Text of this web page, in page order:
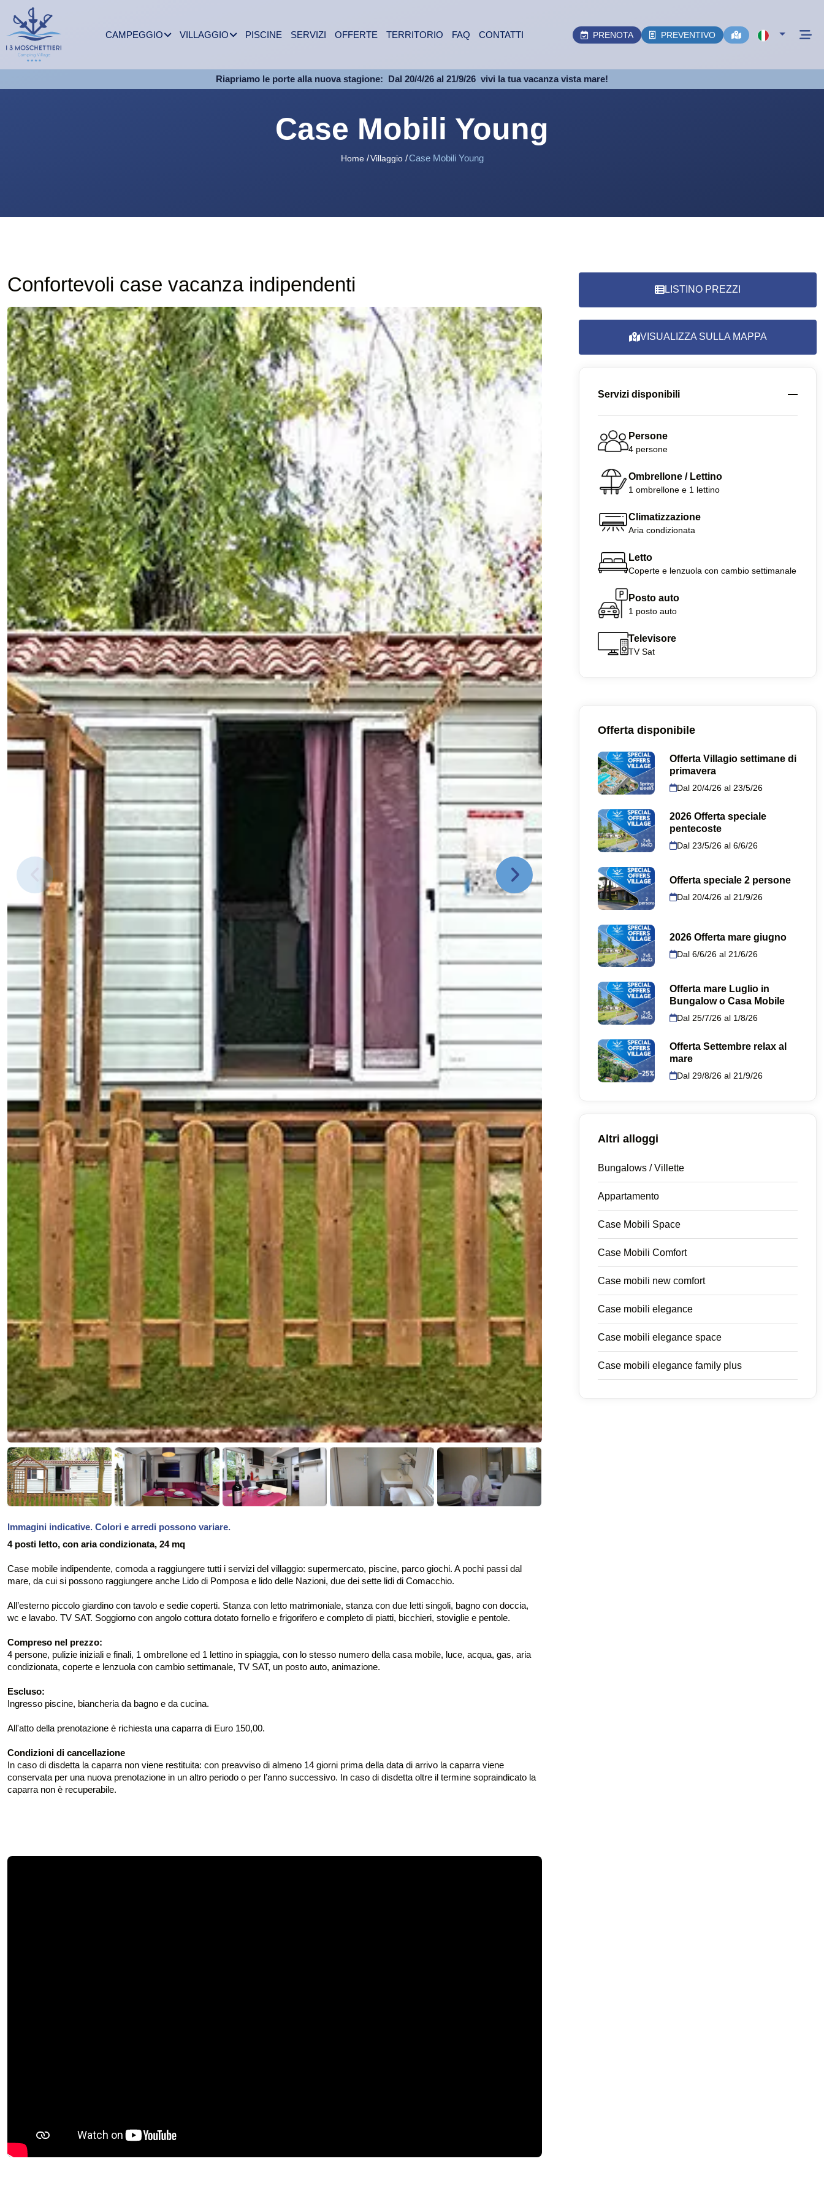
CAMPEGGIO VILLAGGIO PISCINE SERVIZI OFFERTE TERRITORIO FAQ CONTATTI PRENOTA PREVENTIVO
Riapriamo le porte alla nuova stagione: Dal 20/4/26 al 21/9/26 vivi la tua vacanza vista mare!
Case Mobili Young
Home Villaggio Case Mobili Young
Confortevoli case vacanza indipendenti
Immagini indicative. Colori e arredi possono variare.
4 posti letto, con aria condizionata, 24 mq
Case mobile indipendente, comoda a raggiungere tutti i servizi del villaggio: supermercato, piscine, parco giochi. A pochi passi dal
mare, da cui si possono raggiungere anche Lido di Pomposa e lido delle Nazioni, due dei sette lidi di Comacchio.
All’esterno piccolo giardino con tavolo e sedie coperti. Stanza con letto matrimoniale, stanza con due letti singoli, bagno con doccia,
wc e lavabo. TV SAT. Soggiorno con angolo cottura dotato fornello e frigorifero e completo di piatti, bicchieri, stoviglie e pentole.
Compreso nel prezzo:
4 persone, pulizie iniziali e finali, 1 ombrellone ed 1 lettino in spiaggia, con lo stesso numero della casa mobile, luce, acqua, gas, aria
condizionata, coperte e lenzuola con cambio settimanale, TV SAT, un posto auto, animazione.
Escluso:
Ingresso piscine, biancheria da bagno e da cucina.
All'atto della prenotazione è richiesta una caparra di Euro 150,00.
Condizioni di cancellazione
In caso di disdetta la caparra non viene restituita: con preavviso di almeno 14 giorni prima della data di arrivo la caparra viene
conservata per una nuova prenotazione in un altro periodo o per l’anno successivo. In caso di disdetta oltre il termine sopraindicato la
caparra non è recuperabile.
LISTINO PREZZI
VISUALIZZA SULLA MAPPA
Servizi disponibili
Persone
4 persone
Ombrellone / Lettino
1 ombrellone e 1 lettino
Climatizzazione
Aria condizionata
Letto
Coperte e lenzuola con cambio settimanale
Posto auto
1 posto auto
Televisore
TV Sat
Offerta disponibile
Offerta Villagio settimane di
primavera
Dal 20/4/26 al 23/5/26
2026 Offerta speciale
pentecoste
Dal 23/5/26 al 6/6/26
Offerta speciale 2 persone
Dal 20/4/26 al 21/9/26
2026 Offerta mare giugno
Dal 6/6/26 al 21/6/26
Offerta mare Luglio in
Bungalow o Casa Mobile
Dal 25/7/26 al 1/8/26
Offerta Settembre relax al
mare
Dal 29/8/26 al 21/9/26
Altri alloggi
Bungalows / Villette
Appartamento
Case Mobili Space
Case Mobili Comfort
Case mobili new comfort
Case mobili elegance
Case mobili elegance space
Case mobili elegance family plus